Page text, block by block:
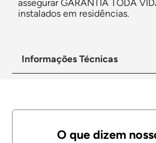
assegurar GARANTIA TODA
instalados em residências.
Informações Técnicas